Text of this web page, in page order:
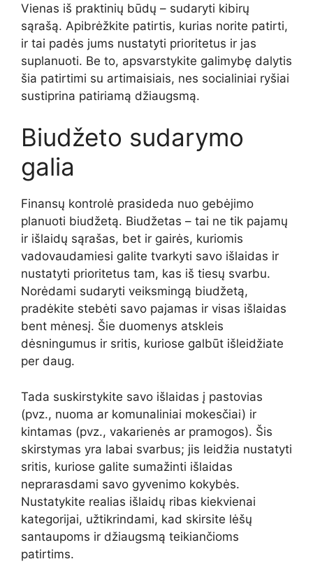
Vienas iš praktinių būdų – sudaryti kibirų
sąrašą. Apibrėžkite patirtis, kurias norite patirti,
ir tai padės jums nustatyti prioritetus ir jas
suplanuoti. Be to, apsvarstykite galimybę dalytis
šia patirtimi su artimaisiais, nes socialiniai ryšiai
sustiprina patiriamą džiaugsmą.
Biudžeto sudarymo
galia
Finansų kontrolė prasideda nuo gebėjimo
planuoti biudžetą. Biudžetas – tai ne tik pajamų
ir išlaidų sąrašas, bet ir gairės, kuriomis
vadovaudamiesi galite tvarkyti savo išlaidas ir
nustatyti prioritetus tam, kas iš tiesų svarbu.
Norėdami sudaryti veiksmingą biudžetą,
pradėkite stebėti savo pajamas ir visas išlaidas
bent mėnesį. Šie duomenys atskleis
dėsningumus ir sritis, kuriose galbūt išleidžiate
per daug.
Tada suskirstykite savo išlaidas į pastovias
(pvz., nuoma ar komunaliniai mokesčiai) ir
kintamas (pvz., vakarienės ar pramogos). Šis
skirstymas yra labai svarbus; jis leidžia nustatyti
sritis, kuriose galite sumažinti išlaidas
neprarasdami savo gyvenimo kokybės.
Nustatykite realias išlaidų ribas kiekvienai
kategorijai, užtikrindami, kad skirsite lėšų
santaupoms ir džiaugsmą teikiančioms
patirtims.